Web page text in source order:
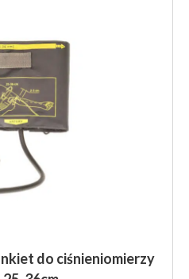
do ciśnieniomierzy